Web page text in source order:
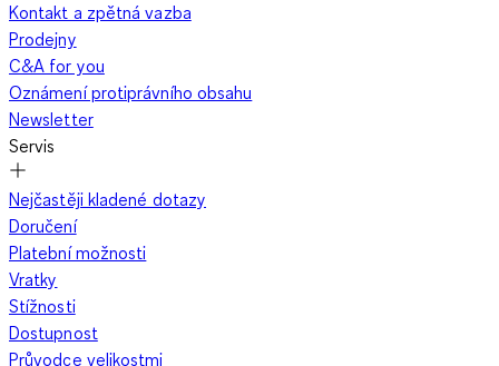
Kontakt a zpětná vazba
Prodejny
C&A for you
Oznámení protiprávního obsahu
Newsletter
Servis
Nejčastěji kladené dotazy
Doručení
Platební možnosti
Vratky
Stížnosti
Dostupnost
Průvodce velikostmi